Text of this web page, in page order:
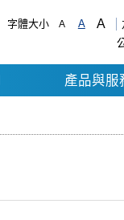
字體大小 A A A
產品與服